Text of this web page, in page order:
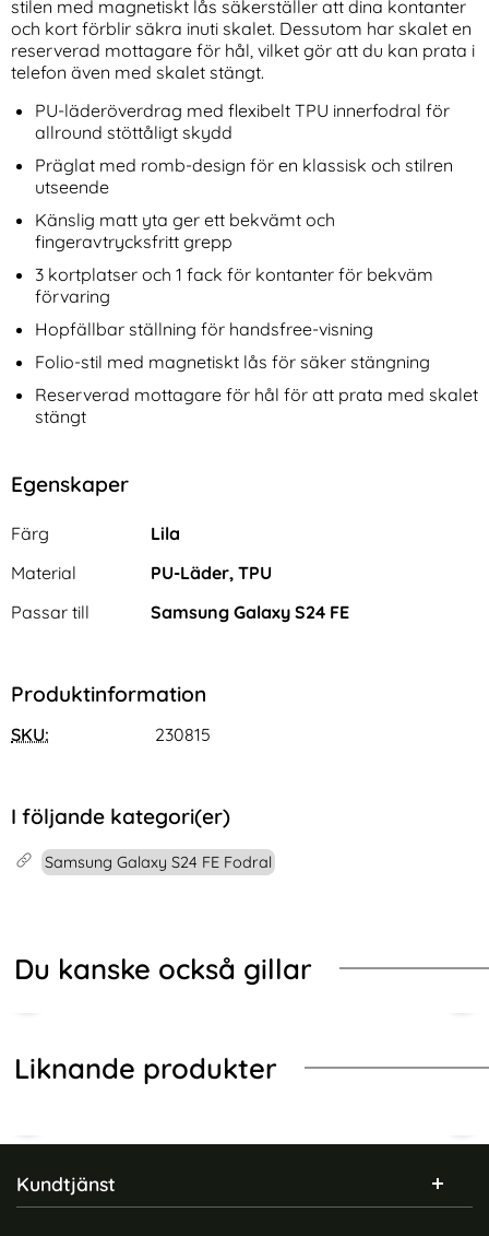
Heltäckande Härdat Glas
rea pris
159 krtidigare pris
159 kr
Tillgänglighet:
I lager
Köp
Galaxy S25 Edge Skal Shockproof Ring Hybrid Svart
rea pris
174 krtidigare pris
174 kr
Tillgänglighet:
I lager
Köp
Amorus 30W GaN PD QC USB-
stilen med magnetiskt lås säkerställer att dina kontanter
och kort förblir säkra inuti skalet. Dessutom har skalet en
reserverad mottagare för hål, vilket gör att du kan prata i
telefon även med skalet stängt.
PU-läderöverdrag med flexibelt TPU innerfodral för
allround stöttåligt skydd
Präglat med romb-design för en klassisk och stilren
utseende
Känslig matt yta ger ett bekvämt och
fingeravtrycksfritt grepp
3 kortplatser och 1 fack för kontanter för bekväm
förvaring
Hopfällbar ställning för handsfree-visning
Folio-stil med magnetiskt lås för säker stängning
Reserverad mottagare för hål för att prata med skalet
stängt
Egenskaper
Egenskaper/attribut för denna produkt
Attribut
Färg
Lila
Material
PU-Läder, TPU
Passar till
Samsung Galaxy S24 FE
Produktinformation
SKU: 230815
I följande kategori(er)
Samsung Galaxy S24 FE Fodral
Du kanske också gillar
Liknande produkter
Sidfot Blandad info och länkar
Kundtjänst